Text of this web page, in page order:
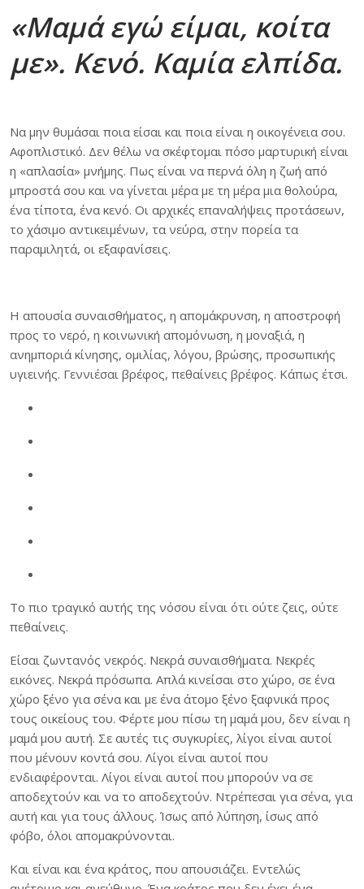
«Μαμά εγώ είμαι, κοίτα
με». Κενό. Καμία ελπίδα.
Να μην θυμάσαι ποια είσαι και ποια είναι η οικογένεια σου.
Αφοπλιστικό. Δεν θέλω να σκέφτομαι πόσο μαρτυρική είναι
η «απλασία» μνήμης. Πως είναι να περνά όλη η ζωή από
μπροστά σου και να γίνεται μέρα με τη μέρα μια θολούρα,
ένα τίποτα, ένα κενό. Οι αρχικές επαναλήψεις προτάσεων,
το χάσιμο αντικειμένων, τα νεύρα, στην πορεία τα
παραμιλητά, οι εξαφανίσεις.
Η απουσία συναισθήματος, η απομάκρυνση, η αποστροφή
προς το νερό, η κοινωνική απομόνωση, η μοναξιά, η
ανημποριά κίνησης, ομιλίας, λόγου, βρώσης, προσωπικής
υγιεινής. Γεννιέσαι βρέφος, πεθαίνεις βρέφος. Κάπως έτσι.
Το πιο τραγικό αυτής της νόσου είναι ότι ούτε ζεις, ούτε
πεθαίνεις.
Είσαι ζωντανός νεκρός. Νεκρά συναισθήματα. Νεκρές
εικόνες. Νεκρά πρόσωπα. Απλά κινείσαι στο χώρο, σε ένα
χώρο ξένο για σένα και με ένα άτομο ξένο ξαφνικά προς
τους οικείους του. Φέρτε μου πίσω τη μαμά μου, δεν είναι η
μαμά μου αυτή. Σε αυτές τις συγκυρίες, λίγοι είναι αυτοί
που μένουν κοντά σου. Λίγοι είναι αυτοί που
ενδιαφέρονται. Λίγοι είναι αυτοί που μπορούν να σε
αποδεχτούν και να το αποδεχτούν. Ντρέπεσαι για σένα, για
αυτή και για τους άλλους. Ίσως από λύπηση, ίσως από
φόβο, όλοι απομακρύνονται.
Και είναι και ένα κράτος, που απουσιάζει. Εντελώς